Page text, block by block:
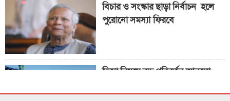
বিচার ও সংস্কার ছাড়া নির্বাচন হলে
পুরোনো সমস্যা ফিরবে
ভিসা নিয়মে বড় পরিবর্তন আনলো